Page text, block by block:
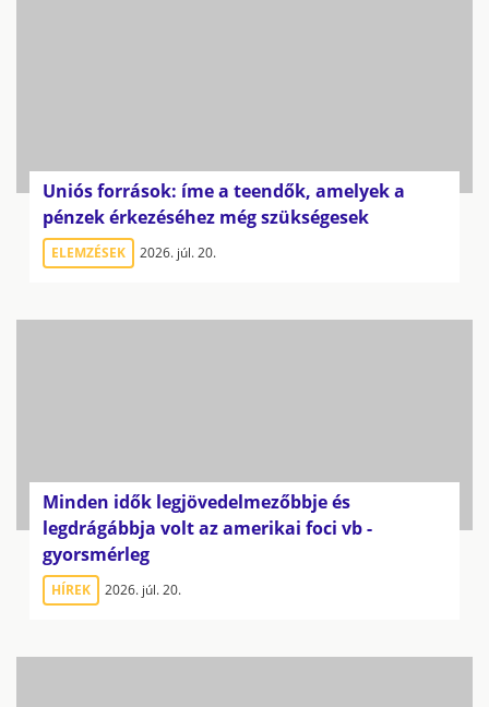
Uniós források: íme a teendők, amelyek a
pénzek érkezéséhez még szükségesek
ELEMZÉSEK 2026. júl. 20.
Minden idők legjövedelmezőbbje és
legdrágábbja volt az amerikai foci vb -
gyorsmérleg
HÍREK 2026. júl. 20.